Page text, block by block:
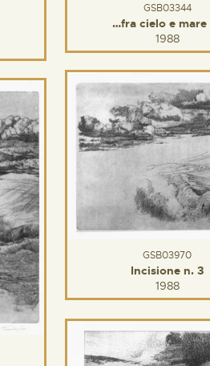
GSB03344
…fra cielo e mare
1988
GSB03970
Incisione n. 3
1988